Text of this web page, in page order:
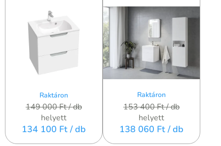
Raktáron
149 000 Ft/ db
helyett
134 100 Ft / db
Raktáron
153 400 Ft/ db
helyett
138 060 Ft / db